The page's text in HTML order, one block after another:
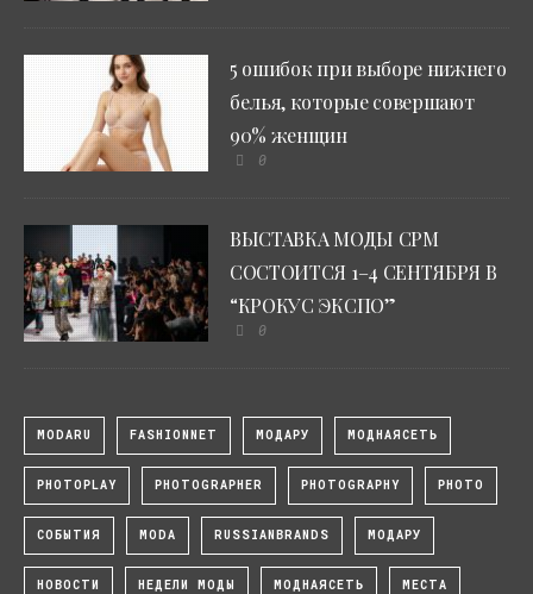
5 ошибок при выборе нижнего
белья, которые совершают
90% женщин
0
ВЫСТАВКА МОДЫ CPM
СОСТОИТСЯ 1–4 СЕНТЯБРЯ В
“КРОКУС ЭКСПО”
0
MODARU FASHIONNET МОДАРУ МОДНАЯСЕТЬ
PHOTOPLAY PHOTOGRAPHER PHOTOGRAPHY PHOTO
СОБЫТИЯ MODA RUSSIANBRANDS МОДАРУ
НОВОСТИ НЕДЕЛИ МОДЫ МОДНАЯСЕТЬ МЕСТА